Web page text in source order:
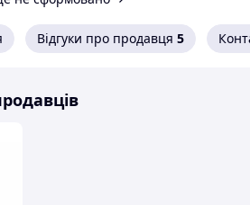
Відгуки про продавця 5